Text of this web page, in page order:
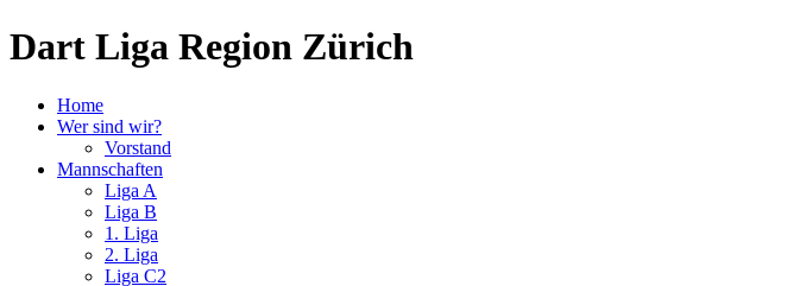
Dart Liga Region Zürich
Home
Wer sind wir?
Vorstand
Mannschaften
Liga A
Liga B
1. Liga
2. Liga
Liga C2